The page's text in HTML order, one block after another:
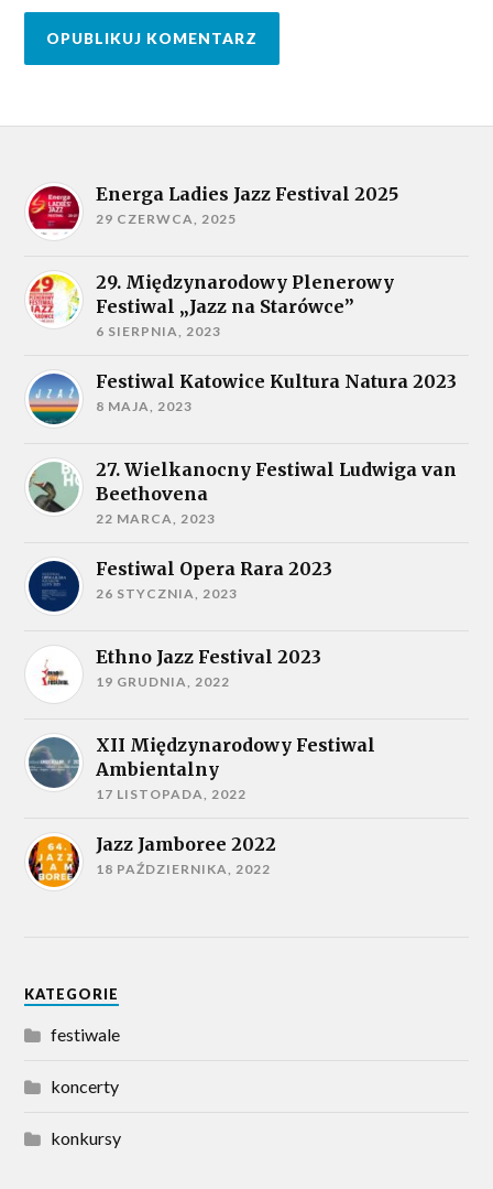
Energa Ladies Jazz Festival 2025
29 CZERWCA, 2025
29. Międzynarodowy Plenerowy
Festiwal „Jazz na Starówce”
6 SIERPNIA, 2023
Festiwal Katowice Kultura Natura 2023
8 MAJA, 2023
27. Wielkanocny Festiwal Ludwiga van
Beethovena
22 MARCA, 2023
Festiwal Opera Rara 2023
26 STYCZNIA, 2023
Ethno Jazz Festival 2023
19 GRUDNIA, 2022
XII Międzynarodowy Festiwal
Ambientalny
17 LISTOPADA, 2022
Jazz Jamboree 2022
18 PAŹDZIERNIKA, 2022
KATEGORIE
festiwale
koncerty
konkursy